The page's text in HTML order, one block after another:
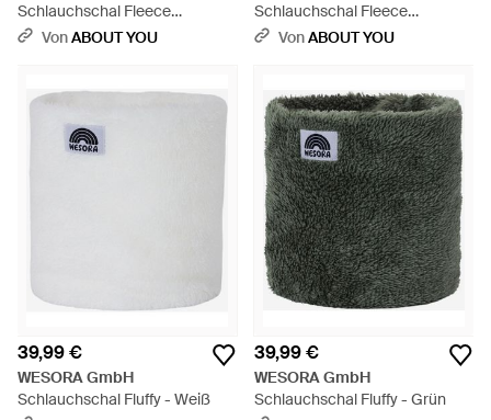
Schlauchschal Fleece
Neckwarmer - Natur
VonABOUT YOU
Schlauchschal Fleece
Neckwarmer - Schwarz
VonABOUT YOU
39,99 €
WESORA GmbH
Schlauchschal Fluffy - Weiß
39,99 €
WESORA GmbH
Schlauchschal Fluffy - Grün